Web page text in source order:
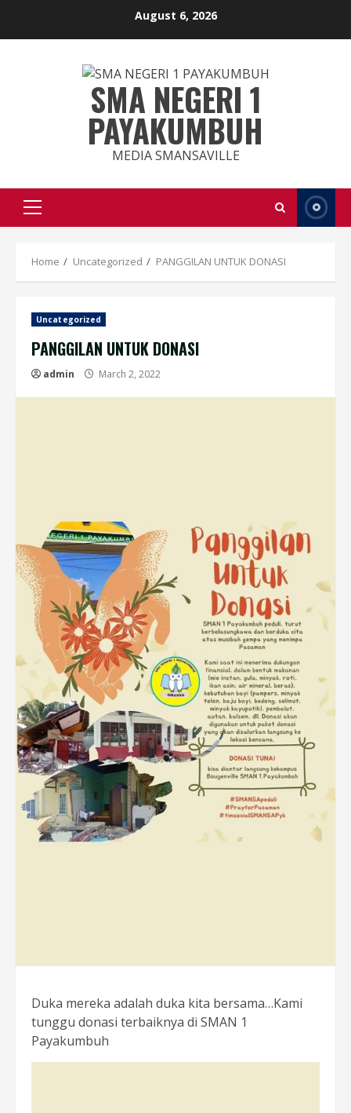
August 6, 2026
SMA NEGERI 1
PAYAKUMBUH
MEDIA SMANSAVILLE
Primary
Menu
Home Uncategorized PANGGILAN UNTUK DONASI
Uncategorized
PANGGILAN UNTUK DONASI
admin March 2, 2022
Duka mereka adalah duka kita bersama…Kami
tunggu donasi terbaiknya di SMAN 1
Payakumbuh